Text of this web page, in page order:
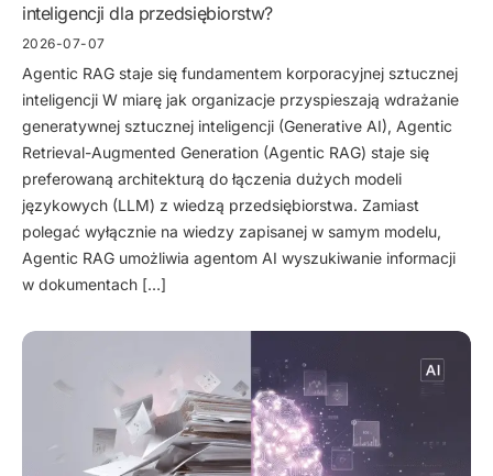
inteligencji dla przedsiębiorstw?
2026-07-07
Agentic RAG staje się fundamentem korporacyjnej sztucznej
inteligencji W miarę jak organizacje przyspieszają wdrażanie
generatywnej sztucznej inteligencji (Generative AI), Agentic
Retrieval-Augmented Generation (Agentic RAG) staje się
preferowaną architekturą do łączenia dużych modeli
językowych (LLM) z wiedzą przedsiębiorstwa. Zamiast
polegać wyłącznie na wiedzy zapisanej w samym modelu,
Agentic RAG umożliwia agentom AI wyszukiwanie informacji
w dokumentach […]